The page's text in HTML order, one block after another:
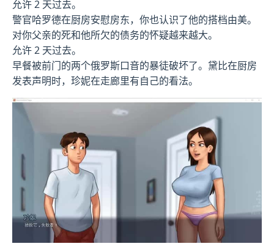
允许 2 天过去。
警官哈罗德在厨房安慰房东，你也认识了他的搭档由美。
对你父亲的死和他所欠的债务的怀疑越来越大。
允许 2 天过去。
早餐被前门的两个俄罗斯口音的暴徒破坏了。黛比在厨房
发表声明时，珍妮在走廊里有自己的看法。